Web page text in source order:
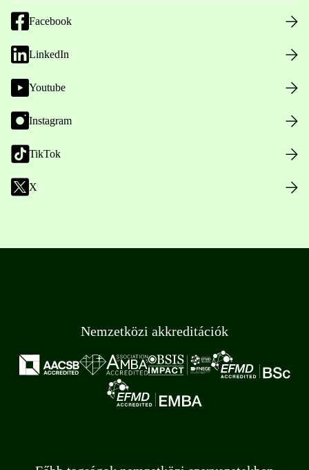
Facebook
LinkedIn
Youtube
Instagram
TikTok
X
Nemzetközi akkreditációk